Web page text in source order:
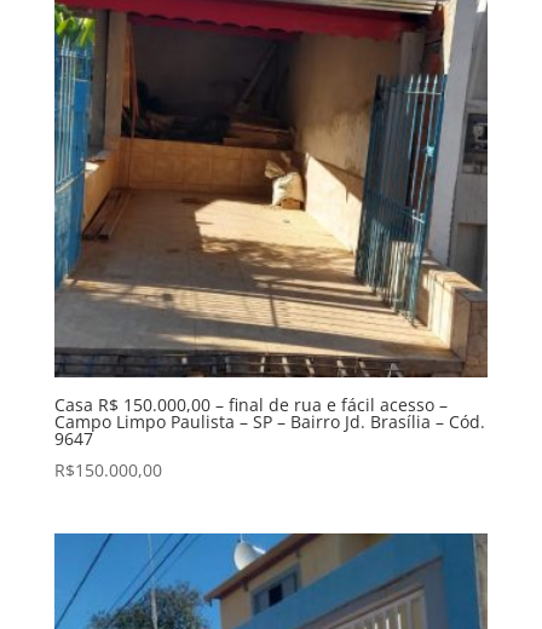
Casa R$ 150.000,00 – final de rua e fácil acesso –
Campo Limpo Paulista – SP – Bairro Jd. Brasília – Cód.
9647
R$150.000,00